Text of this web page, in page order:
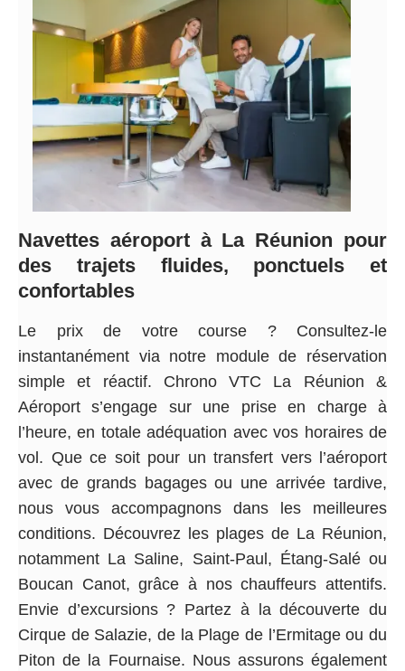
Navettes aéroport à La Réunion pour
des trajets fluides, ponctuels et
confortables
Le prix de votre course ? Consultez-le
instantanément via notre module de réservation
simple et réactif. Chrono VTC La Réunion &
Aéroport s’engage sur une prise en charge à
l’heure, en totale adéquation avec vos horaires de
vol. Que ce soit pour un transfert vers l’aéroport
avec de grands bagages ou une arrivée tardive,
nous vous accompagnons dans les meilleures
conditions. Découvrez les plages de La Réunion,
notamment La Saline, Saint-Paul, Étang-Salé ou
Boucan Canot, grâce à nos chauffeurs attentifs.
Envie d’excursions ? Partez à la découverte du
Cirque de Salazie, de la Plage de l’Ermitage ou du
Piton de la Fournaise. Nous assurons également